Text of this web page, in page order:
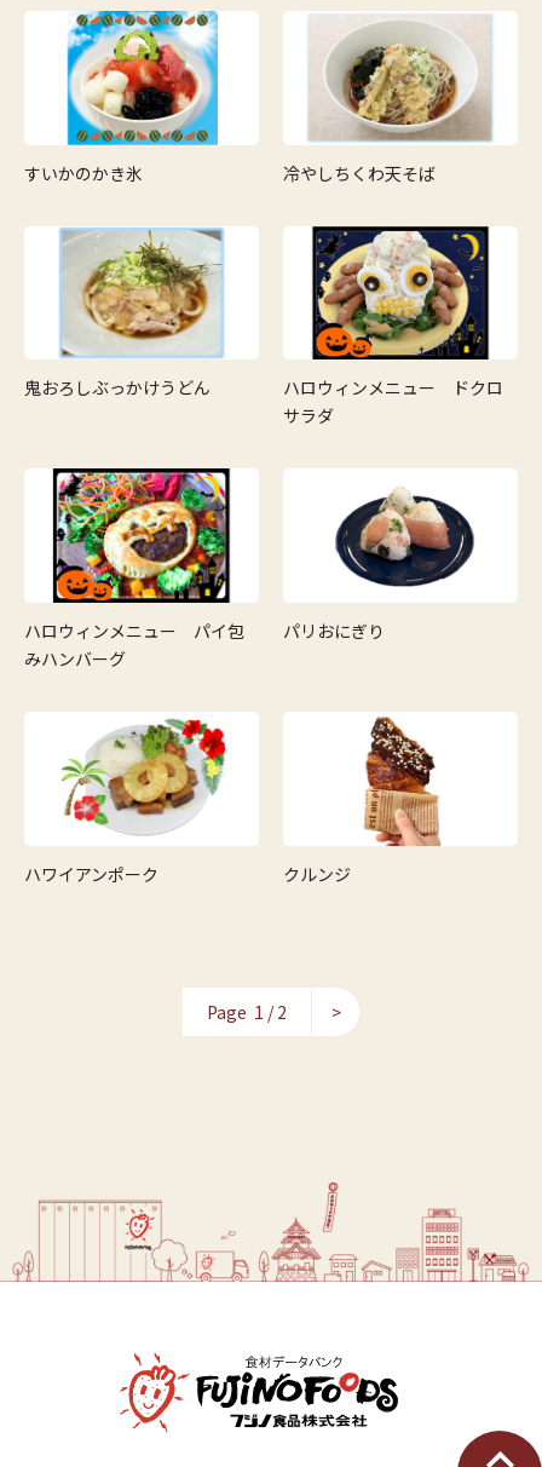
すいかのかき氷 冷やしちくわ天そば
鬼おろしぶっかけうどん
ハロウィンメニュー ドクロ
サラダ
ハロウィンメニュー パイ包
みハンバーグ
パリおにぎり
ハワイアンポーク クルンジ
Page 1 / 2 >